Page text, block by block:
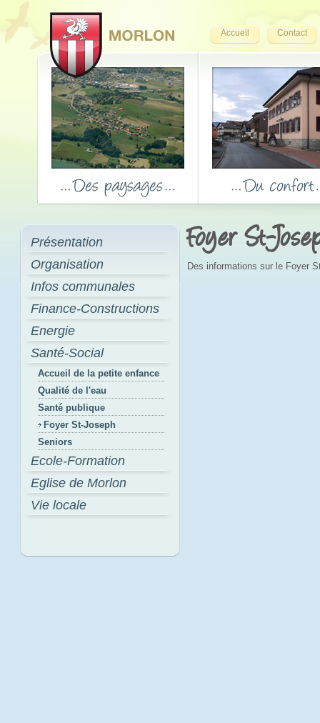
Accueil Contact
Présentation
Organisation
Infos communales
Finance-Constructions
Energie
Santé-Social
Accueil de la petite enfance
Qualité de l'eau
Santé publique
Foyer St-Joseph
Seniors
Ecole-Formation
Eglise de Morlon
Vie locale
Foyer St-
Des informations sur le Foyer